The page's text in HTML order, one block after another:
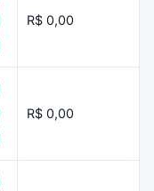
R$ 0,00
R$ 0,00